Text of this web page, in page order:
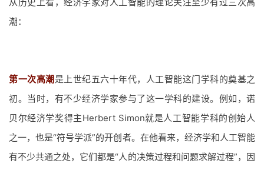
潮：
第一次高潮是上世纪五六十年代，人工智能这门学科的奠基之
初。当时，有不少经济学家参与了这一学科的建设。例如，诺
贝尔经济学奖得主Herbert Simon就是人工智能学科的创始人
之一，也是“符号学派”的开创者。在他看来，经济学和人工智能
有不少共通之处，它们都是“人的决策过程和问题求解过程”，因